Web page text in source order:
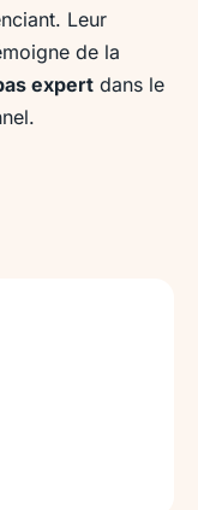
Leur
de la
expert dans le